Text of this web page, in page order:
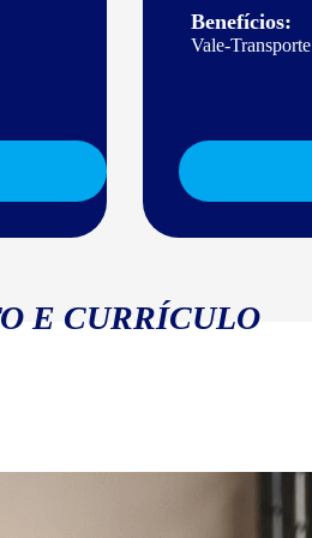
Benefícios:
Vale-Transporte
E CURRÍCULO